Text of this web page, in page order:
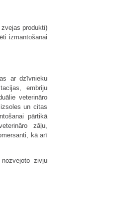
produkti)
izmantošanai
ar dzīvnieku
embriju
veterināro
un citas
pārtikā
zāļu,
kā arī
zivju